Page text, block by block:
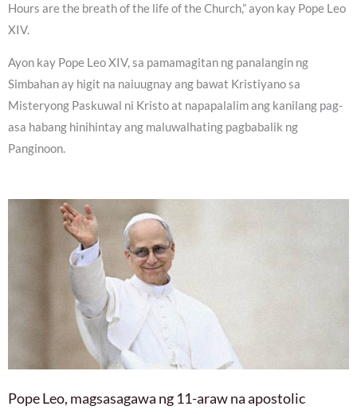
Hours are the breath of the life of the Church,” ayon kay Pope Leo
XIV.
Ayon kay Pope Leo XIV, sa pamamagitan ng panalangin ng
Simbahan ay higit na naiuugnay ang bawat Kristiyano sa
Misteryong Paskuwal ni Kristo at napapalalim ang kanilang pag-
asa habang hinihintay ang maluwalhating pagbabalik ng
Panginoon.
Pope Leo, magsasagawa ng 11-araw na apostolic